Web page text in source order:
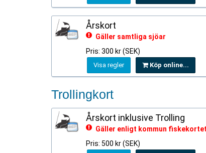
Årskort
Gäller samtliga sjöar
Pris: 300 kr (SEK)
Visa regler Köp online...
Trollingkort
Årskort inklusive Trolling
Gäller enligt kommun
Pris: 500 kr (SEK)